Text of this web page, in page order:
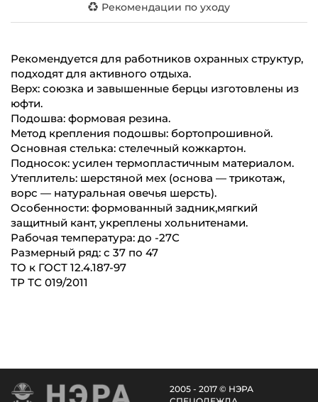
Рекомендации по уходу
Рекомендуется для работников охранных структур,
подходят для активного отдыха.
Верх: союзка и завышенные берцы изготовлены из
юфти.
Подошва: формовая резина.
Метод крепления подошвы: бортопрошивной.
Основная стелька: стелечный кожкартон.
Подносок: усилен термопластичным материалом.
Утеплитель: шерстяной мех (основа — трикотаж,
ворс — натуральная овечья шерсть).
Особенности: формованный задник,мягкий
защитный кант, укреплены хольнитенами.
Рабочая температура: до -27С
Размерный ряд: с 37 по 47
ТО к ГОСТ 12.4.187-97
ТР ТС 019/2011
2005 - 2017 © НЭРА